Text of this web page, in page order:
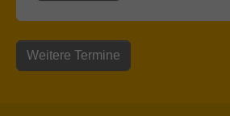
Weitere Termine